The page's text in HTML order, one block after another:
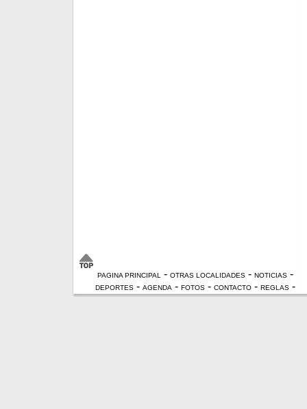
PAGINA PRINCIPAL - OTRAS LOCALIDADES - NOTICIAS -
DEPORTES - AGENDA - FOTOS - CONTACTO - REGLAS -